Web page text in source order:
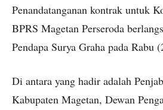
Penandatanganan kontrak untuk
BPRS Magetan Perseroda
Pendapa Surya Graha pada Rabu
Di antara yang hadir adalah
Kabupaten Magetan, Dewan